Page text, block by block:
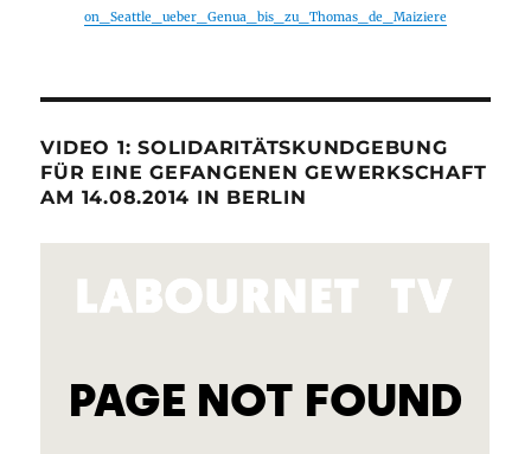
on_Seattle_ueber_Genua_bis_zu_Thomas_de_Maiziere
VIDEO 1: SOLIDARITÄTSKUNDGEBUNG
FÜR EINE GEFANGENEN GEWERKSCHAFT
AM 14.08.2014 IN BERLIN